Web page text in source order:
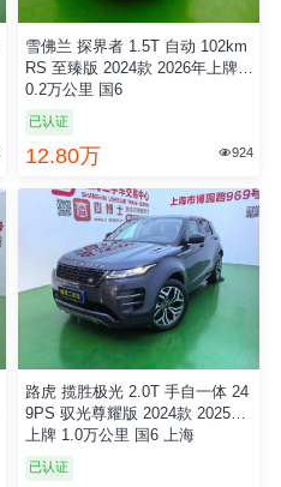
雪佛兰 探界者 1.5T 自动 102km
RS 至臻版 2024款 2026年上牌
0.2万公里 国6
已认证
12.80万 924
路虎 揽胜极光 2.0T 手自一体 24
9PS 驭光尊耀版 2024款 2025年
上牌 1.0万公里 国6 上海
已认证